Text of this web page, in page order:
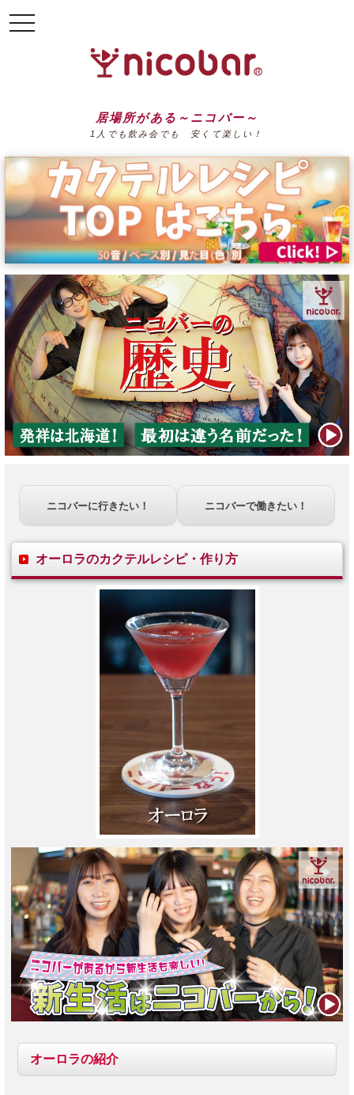
居場所がある～ニコバー～
1人でも飲み会でも 安くて楽しい！
toggle
navigation
ニコバーに行きたい！ ニコバーで働きたい！
オーロラのカクテルレシピ・作り方
オーロラの紹介